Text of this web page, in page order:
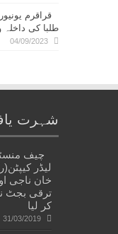
طلبا کی
04/09/2023
شہرت
چیف
لیڈر
خان ناجی
ترقی بجٹ
کر لیا
31/03/2019